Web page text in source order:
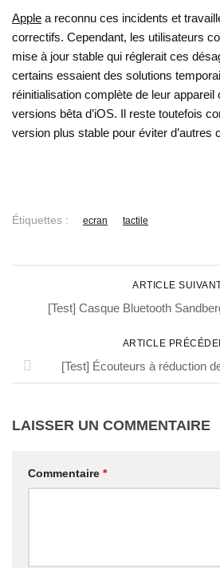
Apple a reconnu ces incidents et
correctifs. Cependant, les utilisateurs
mise à jour stable qui réglerait ces
certains essaient des solutions
réinitialisation complète de leur appareil
versions bêta d’iOS. Il reste toutefois
version plus stable pour éviter d’autres
Étiquettes : ecran tactile
ARTICLE
[Test] Casque Bluetooth
ARTICLE
[Test] Écouteurs à réduction
LAISSER UN COMMENTAIRE
Commentaire *